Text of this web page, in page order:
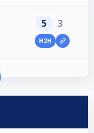
5 3
H2H